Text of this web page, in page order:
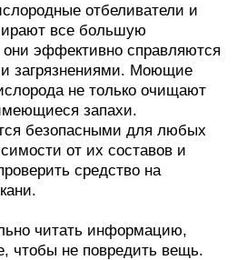
отбеливатели и
все большую
они эффективно справляются
загрязнениями. Моющие
не только очищают
запахи.
безопасными для любых
от их составов и
средство на
читать информацию,
чтобы не повредить вещь.